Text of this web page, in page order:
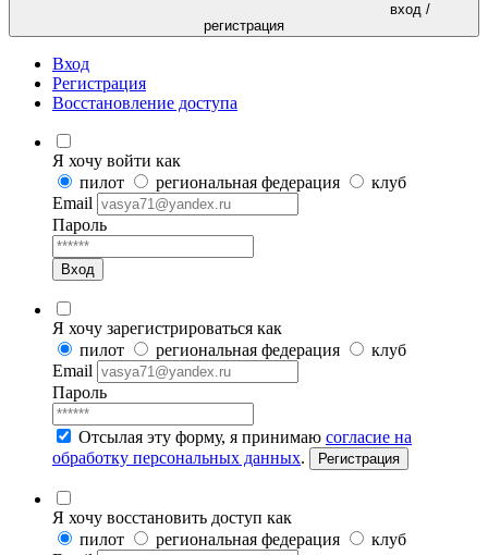
вход /
регистрация
Вход
Регистрация
Восстановление доступа
Я хочу войти как
пилот
региональная федерация
клуб
Email
Пароль
Вход
Я хочу зарегистрироваться как
пилот
региональная федерация
клуб
Email
Пароль
Отсылая эту форму, я принимаю согласие на
обработку персональных данных. Регистрация
Я хочу восстановить доступ как
пилот
региональная федерация
клуб